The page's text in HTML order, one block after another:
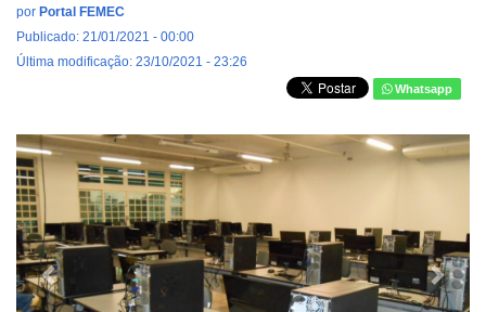
por Portal FEMEC
Publicado: 21/01/2021 - 00:00
Última modificação: 23/10/2021 - 23:26
Whatsapp
Previous Next